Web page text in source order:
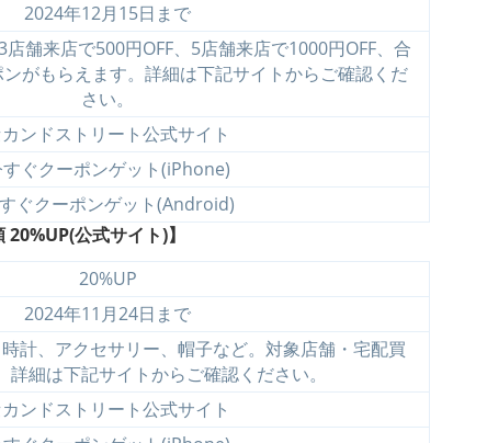
2024年12月15日まで
舗来店で500円OFF、5店舗来店で1000円OFF、合
がもらえます。詳細は下記サイトからご確認くだ
さい。
ンドストリート公式サイト
ぐクーポンゲット(iPhone)
ぐクーポンゲット(Android)
公式サイト)】
20%UP
2024年11月24日まで
計、アクセサリー、帽子など。対象店舗・宅配買
詳細は下記サイトからご確認ください。
ンドストリート公式サイト